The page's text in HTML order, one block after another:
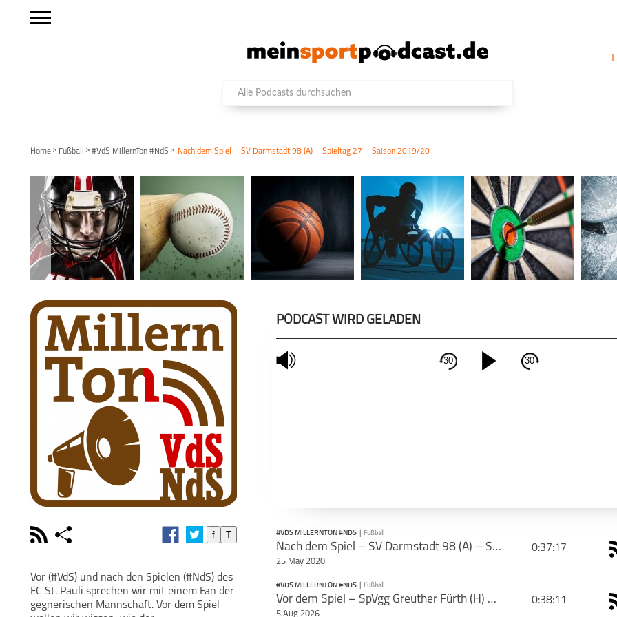
Home > Fußball > #VdS MillernTon #NdS > Nach dem Spiel – SV Darmstadt 98 (A) – Spieltag 27 – Saison 2019/20
rss share f T
PODCAST ABONNIEREN
facebook Tweet Email
Vor (#VdS) und nach den Spielen (#NdS) des
FC St. Pauli sprechen wir mit einem Fan der
gegnerischen Mannschaft. Vor dem Spiel
PODCAST WIRD GELADEN
mute 30 30
schließen
#VDS MILLERNTON #NDS Fußball
Nach dem Spiel – SV Darmstadt 98 (A) – Spieltag 27 – Saison 2019/20
25 May 2020
0:37:17
PODCAST ABONNIEREN
#VDS MILLERNTON #NDS Fußball
Vor dem Spiel – SpVgg Greuther Fürth (H) – Spieltag 1 – Saison 2026/27
5 Aug 2026
0:38:11